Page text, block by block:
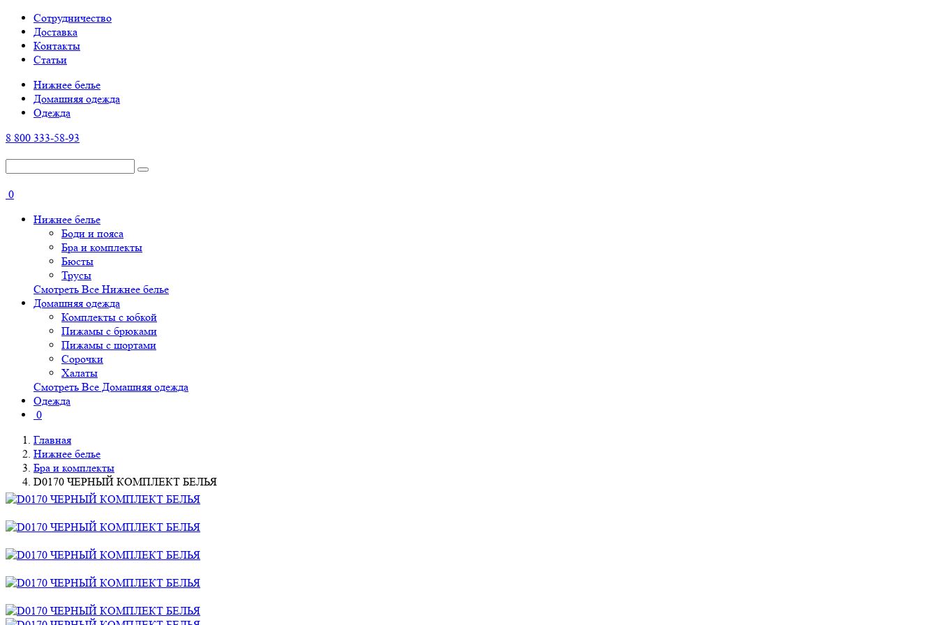
Cотрудничество
Доставка
Контакты
Статьи
Нижнее белье
Домашняя одежда
Одежда
8 800 333-58-93
0
Нижнее белье
Боди и пояса
Бра и комплекты
Бюсты
Трусы
Смотреть Все Нижнее белье
Домашняя одежда
Комплекты с юбкой
Пижамы с брюками
Пижамы с шортами
Сорочки
Халаты
Смотреть Все Домашняя одежда
Одежда
0
Главная
Нижнее белье
Бра и комплекты
D0170 ЧЕРНЫЙ КОМПЛЕКТ БЕЛЬЯ